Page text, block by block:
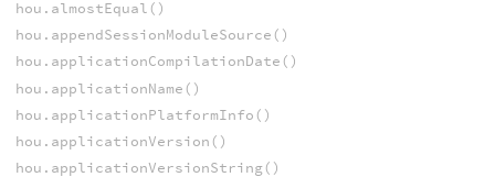
hou.almostEqual()
hou.appendSessionModuleSource()
hou.applicationCompilationDate()
hou.applicationName()
hou.applicationPlatformInfo()
hou.applicationVersion()
hou.applicationVersionString()